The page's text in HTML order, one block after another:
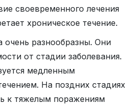
своевременного лечения
хроническое течение.
разнообразны. Они
от стадии заболевания.
медленным
На поздних стадиях
к тяжелым поражениям